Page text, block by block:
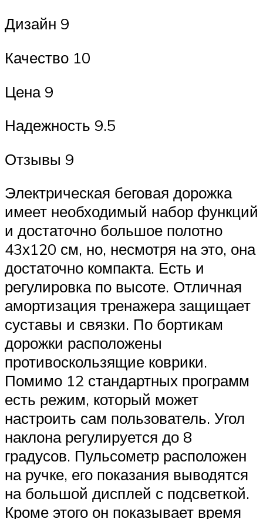
Дизайн 9
Качество 10
Цена 9
Надежность 9.5
Отзывы 9
Электрическая беговая дорожка
имеет необходимый набор функций
и достаточно большое полотно
43х120 см, но, несмотря на это, она
достаточно компакта. Есть и
регулировка по высоте. Отличная
амортизация тренажера защищает
суставы и связки. По бортикам
дорожки расположены
противоскользящие коврики.
Помимо 12 стандартных программ
есть режим, который может
настроить сам пользователь. Угол
наклона регулируется до 8
градусов. Пульсометр расположен
на ручке, его показания выводятся
на большой дисплей с подсветкой.
Кроме этого он показывает время